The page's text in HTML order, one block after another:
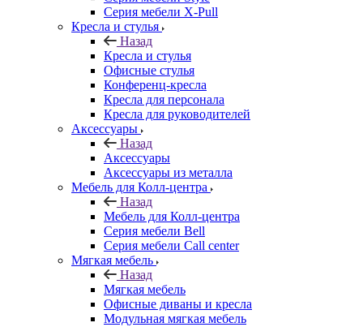
Серия мебели X-Pull
Кресла и стулья
Назад
Кресла и стулья
Офисные стулья
Конференц-кресла
Кресла для персонала
Кресла для руководителей
Аксессуары
Назад
Аксессуары
Аксессуары из металла
Мебель для Колл-центра
Назад
Мебель для Колл-центра
Серия мебели Bell
Серия мебели Call center
Мягкая мебель
Назад
Мягкая мебель
Офисные диваны и кресла
Модульная мягкая мебель